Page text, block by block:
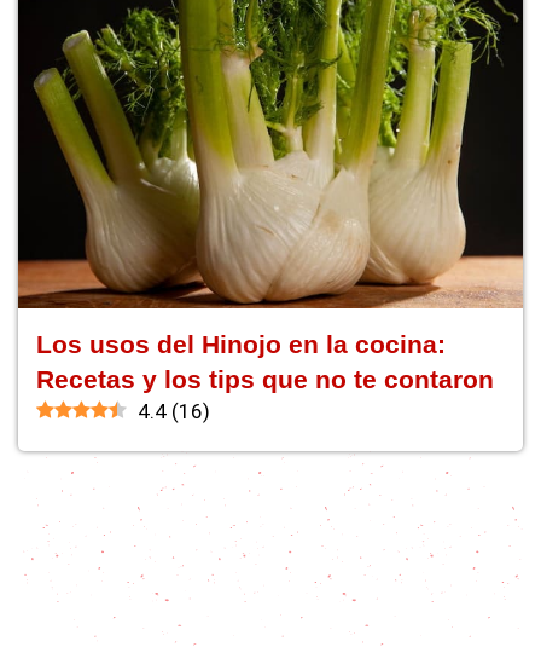
Los usos del Hinojo en la cocina:
Recetas y los tips que no te contaron
4.4 (16)